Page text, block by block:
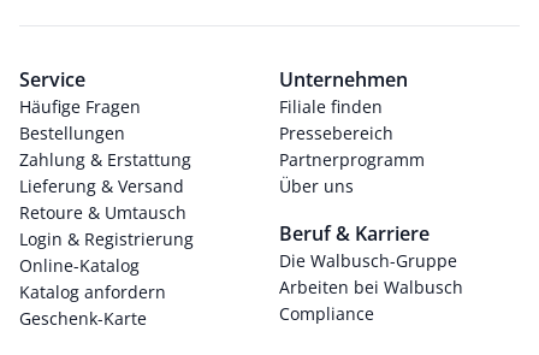
Service
Häufige Fragen
Bestellungen
Zahlung & Erstattung
Lieferung & Versand
Retoure & Umtausch
Login & Registrierung
Online-Katalog
Katalog anfordern
Geschenk-Karte
Unternehmen
Filiale finden
Pressebereich
Partnerprogramm
Über uns
Beruf & Karriere
Die Walbusch-Gruppe
Arbeiten bei Walbusch
Compliance